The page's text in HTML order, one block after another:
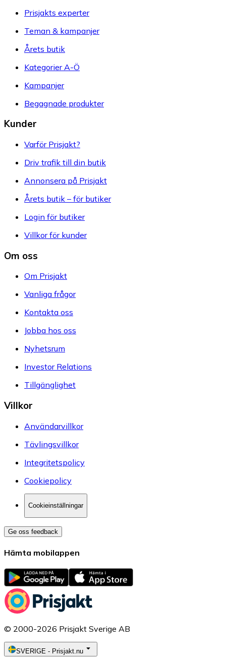
Prisjakts experter
Teman & kampanjer
Årets butik
Kategorier A-Ö
Kampanjer
Begagnade produkter
Kunder
Varför Prisjakt?
Driv trafik till din butik
Annonsera på Prisjakt
Årets butik – för butiker
Login för butiker
Villkor för kunder
Om oss
Om Prisjakt
Vanliga frågor
Kontakta oss
Jobba hos oss
Nyhetsrum
Investor Relations
Tillgänglighet
Villkor
Användarvillkor
Tävlingsvillkor
Integritetspolicy
Cookiepolicy
Cookieinställningar
Ge oss feedback
Hämta mobilappen
© 2000-2026 Prisjakt Sverige AB
SVERIGE - Prisjakt.nu